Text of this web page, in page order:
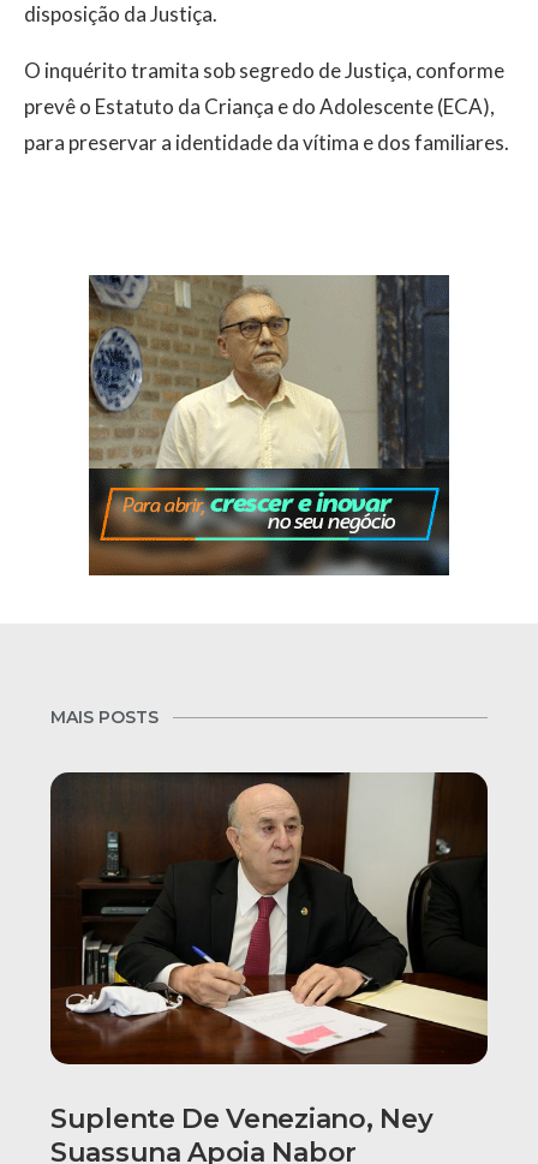
disposição da Justiça.
O inquérito tramita sob segredo de Justiça, conforme
prevê o Estatuto da Criança e do Adolescente (ECA),
para preservar a identidade da vítima e dos familiares.
MAIS POSTS
Suplente De Veneziano, Ney
Suassuna Apoia Nabor